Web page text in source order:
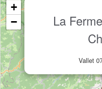
La
Vallet
+
−